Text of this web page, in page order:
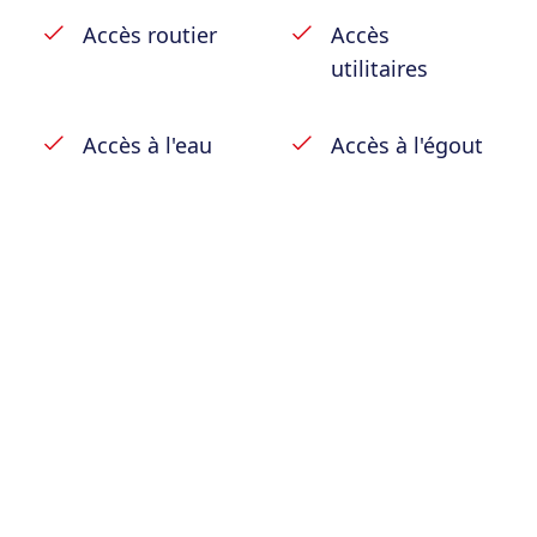
Accès routier
Accès
utilitaires
Accès à l'eau Accès à l'égout